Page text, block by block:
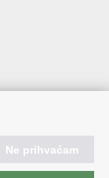
Ne prihvaćam